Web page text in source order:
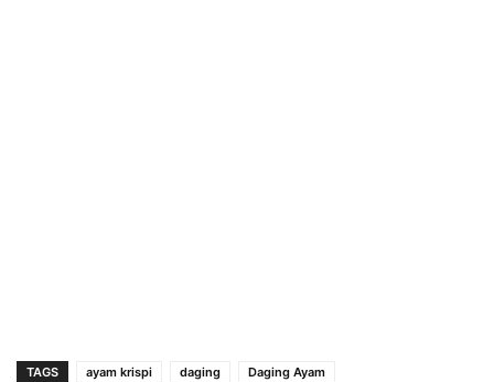
TAGS ayam krispi daging Daging Ayam